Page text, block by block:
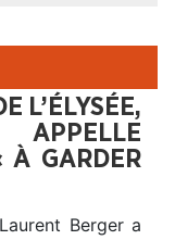
L’ÉLYSÉE,
APPELLE
À GARDER
Berger a